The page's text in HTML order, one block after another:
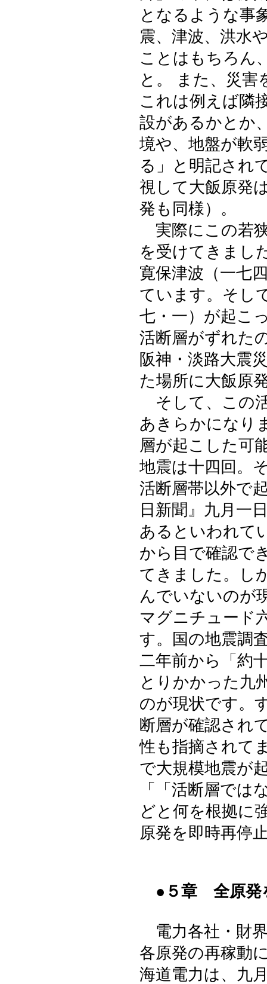
となるような事
震、津波、洪水
ことはもちろん
と。 また、災害
これは例えば隣
設があるかとか
境や、地盤が軟
る」と明記され
視して大飯原発
発も同様）。
実際にこの若
を受けてきまし
寛保津波（一七
ています。そし
七・一）が起こ
活断層がずれた
阪神・淡路大震
た場所に大飯原
そして、この
あきらかになり
層が起こした可
地震は十四回。
活断層帯以外で
日新聞』九月一
あるといわれて
から目で確認で
てきました。し
んでいないのが
マグニチュード
す。国の地震調
二年前から「約
とりかかった九
のが現状です。
断層が確認され
性も指摘されて
で大規模地震が
「「活断層では
どと何を根拠に
原発を即時再停
●５章 全原発
電力各社・財
各原発の再稼動
海道電力は、九